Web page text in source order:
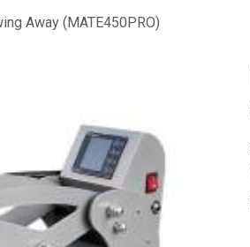
Away (MATE450PRO)